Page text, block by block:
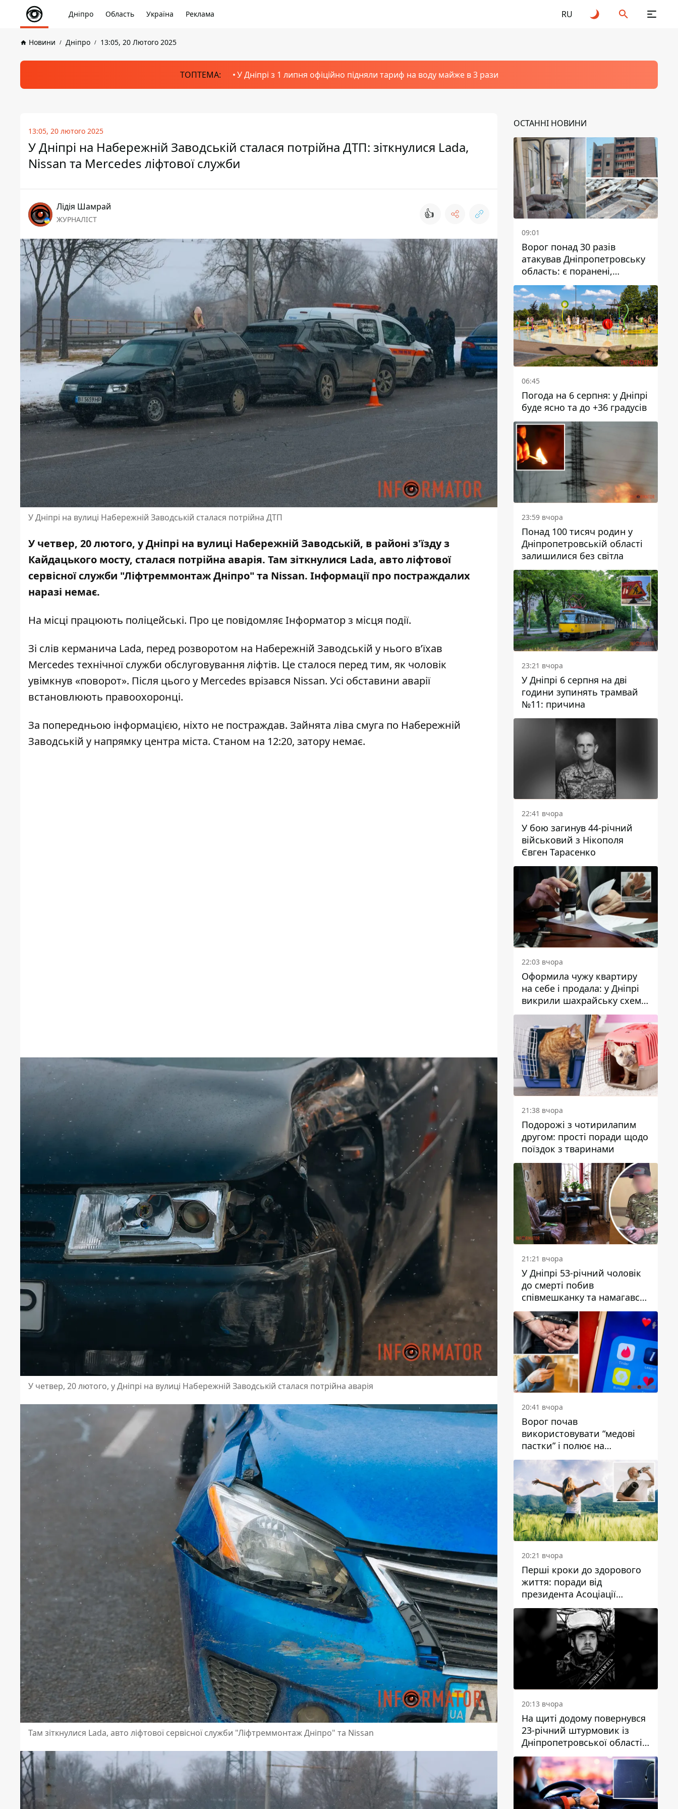
Дніпро Область Україна Реклама RU
Новини Дніпро 13:05, 20 Лютого 2025
ТОПТЕМА: У Дніпрі з 1 липня офіційно підняли тариф на воду майже в 3 рази
13:05, 20 лютого 2025
У Дніпрі на Набережній Заводській сталася потрійна ДТП: зіткнулися Lada,
Nissan та Mercedes ліфтової служби
Лідія Шамрай
ЖУРНАЛІСТ 👍
У Дніпрі на вулиці Набережній Заводській сталася потрійна ДТП
У четвер, 20 лютого, у Дніпрі на вулиці Набережній Заводській, в районі з'їзду з
Кайдацького мосту, сталася потрійна аварія. Там зіткнулися Lada, авто ліфтової
сервісної служби "Ліфтреммонтаж Дніпро" та Nissan. Інформації про постраждалих
наразі немає.
На місці працюють поліцейські. Про це повідомляє Інформатор з місця події.
Зі слів керманича Lada, перед розворотом на Набережній Заводській у нього вʼїхав
Mercedes технічної служби обслуговування ліфтів. Це сталося перед тим, як чоловік
увімкнув «поворот». Після цього у Mercedes врізався Nissan. Усі обставини аварії
встановлюють правоохоронці.
За попередньою інформацією, ніхто не постраждав. Зайнята ліва смуга по Набережній
Заводській у напрямку центра міста. Станом на 12:20, затору немає.
У четвер, 20 лютого, у Дніпрі на вулиці Набережній Заводській сталася потрійна аварія
Там зіткнулися Lada, авто ліфтової сервісної служби "Ліфтреммонтаж Дніпро" та Nissan
ОСТАННІ НОВИНИ
09:01
Ворог понад 30 разів
атакував Дніпропетровську
область: є поранені,
пошкоджені ліцей, будинки
та підприємства
06:45
Погода на 6 серпня: у Дніпрі
буде ясно та до +36 градусів
23:59 вчора
Понад 100 тисяч родин у
Дніпропетровській області
залишилися без світла
23:21 вчора
У Дніпрі 6 серпня на дві
години зупинять трамвай
№11: причина
22:41 вчора
У бою загинув 44-річний
військовий з Нікополя
Євген Тарасенко
22:03 вчора
Оформила чужу квартиру
на себе і продала: у Дніпрі
викрили шахрайську схему
з нерухомістю
21:38 вчора
Подорожі з чотирилапим
другом: прості поради щодо
поїздок з тваринами
21:21 вчора
У Дніпрі 53-річний чоловік
до смерті побив
співмешканку та намагався
приховати злочин: деталі
20:41 вчора
Ворог почав
використовувати “медові
пастки” і полює на
українських військових
20:21 вчора
Перші кроки до здорового
життя: поради від
президента Асоціації
дієтологів України
20:13 вчора
На щиті додому повернувся
23-річний штурмовик із
Дніпропетровської області
Богдан Бескровний